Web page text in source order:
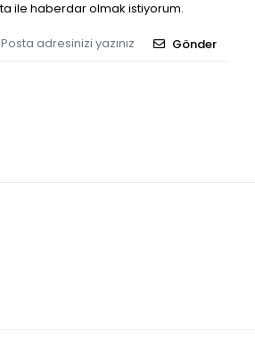
ile haberdar olmak istiyorum.
Gönder